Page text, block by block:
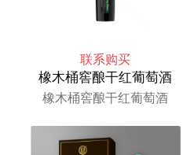
联系购买
橡木桶窖酿干红葡萄酒
橡木桶窖酿干红葡萄酒